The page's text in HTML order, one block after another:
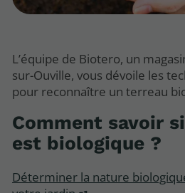
L’équipe de Biotero, un
sur-Ouville, vous dévoile les
pour reconnaître un terreau
Comment savoir
est biologique ?
Déterminer la nature